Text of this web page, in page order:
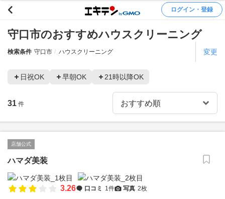
ログイン・登録
守口市のおすすめハウスクリーニング
検索条件 守口市 ハウスクリーニング 変更
日祝OK 早朝OK 21時以降OK
31 件
店舗公式
ハマダ美装
3.26 口コミ 1件 写真 2枚